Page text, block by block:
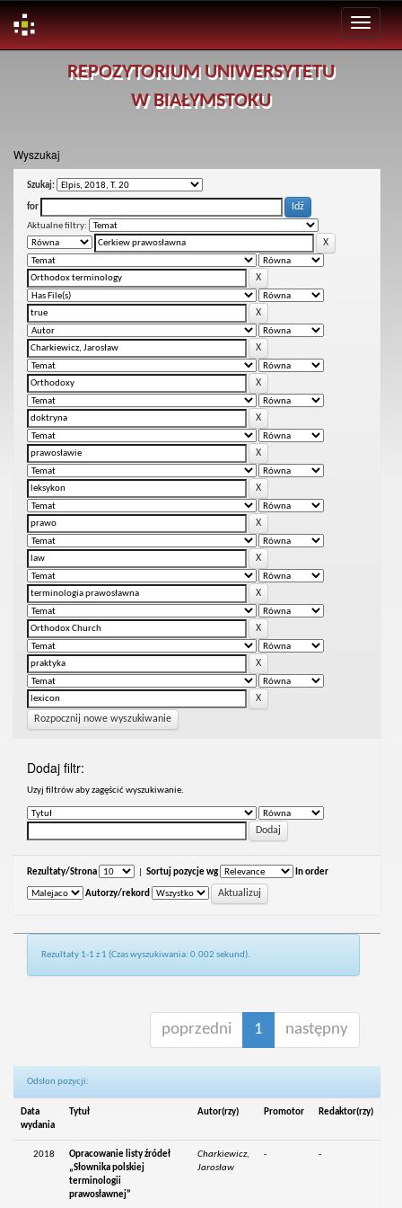
REPOZYTORIUM UNIWERSYTETU
W BIAŁYMSTOKU
Wyszukaj
Szukaj:
for
Aktualne filtry:
Rozpocznij nowe wyszukiwanie
Dodaj filtr:
Uzyj filtrów aby zagęścić wyszukiwanie.
Rezultaty/Strona Sortuj pozycje wg In order
Autorzy/rekord
Rezultaty 1-1 z 1 (Czas wyszukiwania: 0.002 sekund).
poprzedni 1 następny
Odsłon pozycji:
Data
wydania
Tytuł Autor(rzy) Promotor Redaktor(rzy)
2018
Opracowanie listy źródeł
„Słownika polskiej
terminologii
prawosławnej”
Charkiewicz,
Jarosław
- -